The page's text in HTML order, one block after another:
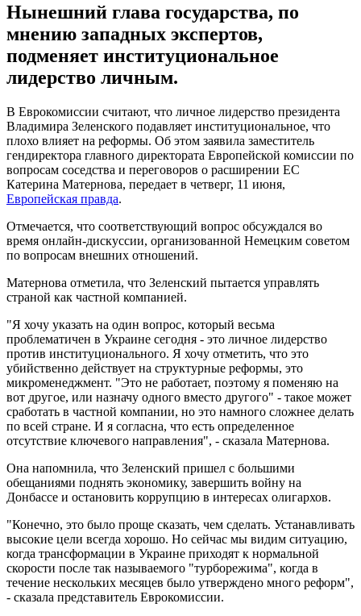
Нынешний глава государства, по
мнению западных экспертов,
подменяет институциональное
лидерство личным.
В Еврокомиссии считают, что личное лидерство президента
Владимира Зеленского подавляет институциональное, что
плохо влияет на реформы. Об этом заявила заместитель
гендиректора главного директората Европейской комиссии по
вопросам соседства и переговоров о расширении ЕС
Катерина Матернова, передает в четверг, 11 июня,
Европейская правда.
Отмечается, что соответствующий вопрос обсуждался во
время онлайн-дискуссии, организованной Немецким советом
по вопросам внешних отношений.
Матернова отметила, что Зеленский пытается управлять
страной как частной компанией.
"Я хочу указать на один вопрос, который весьма
проблематичен в Украине сегодня - это личное лидерство
против институционального. Я хочу отметить, что это
убийственно действует на структурные реформы, это
микроменеджмент. "Это не работает, поэтому я поменяю на
вот другое, или назначу одного вместо другого" - такое может
сработать в частной компании, но это намного сложнее делать
по всей стране. И я согласна, что есть определенное
отсутствие ключевого направления", - сказала Матернова.
Она напомнила, что Зеленский пришел с большими
обещаниями поднять экономику, завершить войну на
Донбассе и остановить коррупцию в интересах олигархов.
"Конечно, это было проще сказать, чем сделать. Устанавливать
высокие цели всегда хорошо. Но сейчас мы видим ситуацию,
когда трансформации в Украине приходят к нормальной
скорости после так называемого "турборежима", когда в
течение нескольких месяцев было утверждено много реформ",
- сказала представитель Еврокомиссии.